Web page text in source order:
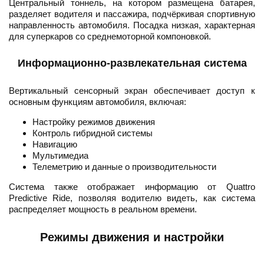
Центральный тоннель, на котором размещена батарея,
разделяет водителя и пассажира, подчёркивая спортивную
направленность автомобиля. Посадка низкая, характерная
для суперкаров со среднемоторной компоновкой.
Информационно-развлекательная система
Вертикальный сенсорный экран обеспечивает доступ к
основным функциям автомобиля, включая:
Настройку режимов движения
Контроль гибридной системы
Навигацию
Мультимедиа
Телеметрию и данные о производительности
Система также отображает информацию от Quattro
Predictive Ride, позволяя водителю видеть, как система
распределяет мощность в реальном времени.
Режимы движения и настройки